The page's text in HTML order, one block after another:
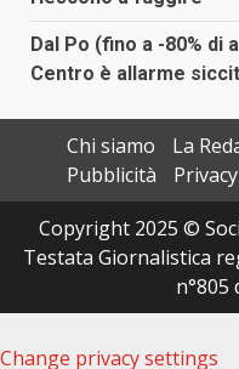
Dal Po (fino a -80% di
Centro è allarme
Chi siamo
La
Pubblicità
Copyright 2025 ©
Testata Giornalistica
n°805
Change privacy settings